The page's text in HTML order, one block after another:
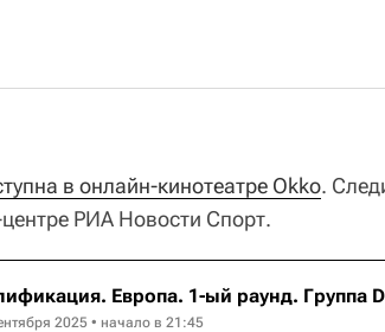
в онлайн-кинотеатре Okko.
РИА Новости Спорт.
Европа. 1-ый раунд. Группа D
2025 • начало в 21:45